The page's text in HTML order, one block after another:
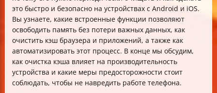
Дополнительные советы для оптимизации работы
телефона
Таблица: Сравнение методов очистки кэша на
Android и iOS
Итог
это быстро и безопасно на устройствах с Android и iOS.
Вы узнаете, какие встроенные функции позволяют
освободить память без потери важных данных, как
очистить кэш браузера и приложений, а также как
автоматизировать этот процесс. В конце мы обсудим,
как очистка кэша влияет на производительность
устройства и какие меры предосторожности стоит
соблюдать, чтобы не навредить работе телефона.